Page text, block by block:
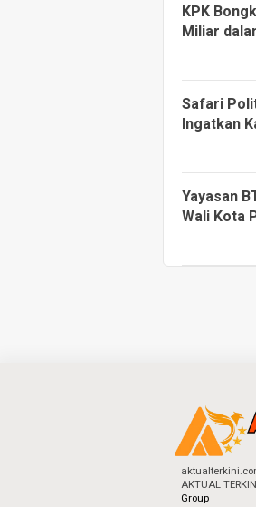
KPK
Miliar
Safari
Ingatkan
Yayasan
Wali Kota
AKTUAL
Group